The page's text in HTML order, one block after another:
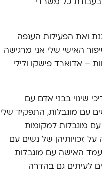
כל משרדי
ואת הפעילות הענפה
האישי שלי אני מרגישה
– אדוארד פישקו ולילי
שינוי בבני אדם עם
עם מוגבלות, התפקיד שלי
מוגבלות למקומות
זכויותיהן של נשים עם
האישה עם מוגבלות
לעיתים גם בהדרה